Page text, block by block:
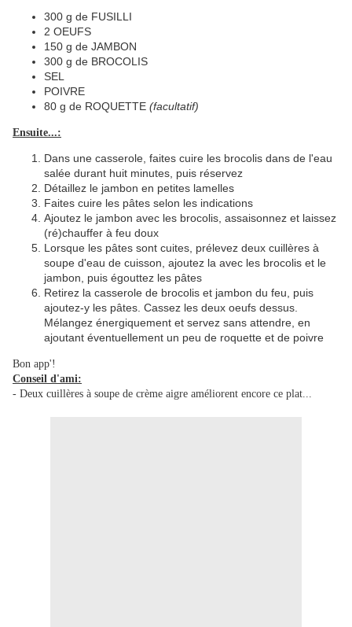
300 g de FUSILLI
2 OEUFS
150 g de JAMBON
300 g de BROCOLIS
SEL
POIVRE
80 g de ROQUETTE (facultatif)
Ensuite...:
Dans une casserole, faites cuire les brocolis dans de l'eau
salée durant huit minutes, puis réservez
Détaillez le jambon en petites lamelles
Faites cuire les pâtes selon les indications
Ajoutez le jambon avec les brocolis, assaisonnez et laissez
(ré)chauffer à feu doux
Lorsque les pâtes sont cuites, prélevez deux cuillères à
soupe d'eau de cuisson, ajoutez la avec les brocolis et le
jambon, puis égouttez les pâtes
Retirez la casserole de brocolis et jambon du feu, puis
ajoutez-y les pâtes. Cassez les deux oeufs dessus.
Mélangez énergiquement et servez sans attendre, en
ajoutant éventuellement un peu de roquette et de poivre
Bon app'!
Conseil d'ami:
- Deux cuillères à soupe de crème aigre améliorent encore ce plat...